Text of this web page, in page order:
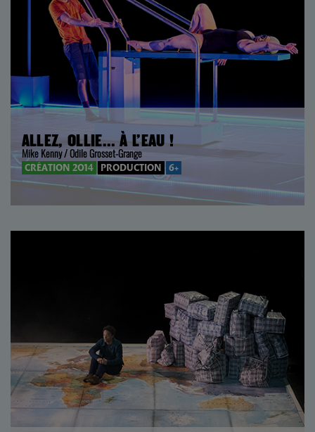
ALLEZ, OLLIE… À L’EAU !
Mike Kenny / Odile Grosset-Grange
CRÉATION 2014 PRODUCTION 6+